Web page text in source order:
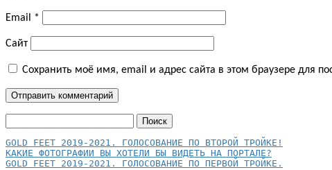
Email *
Сайт
Сохранить моё имя, email и адрес сайта в этом браузере для
КАКИЕ ФОТОГРАФИИ ВЫ ХОТЕЛИ БЫ ВИДЕТЬ НА ПОРТАЛЕ?
GOLD FEET 2019-2021. ГОЛОСОВАНИЕ ПО ПЕРВОЙ ТРОЙКЕ.